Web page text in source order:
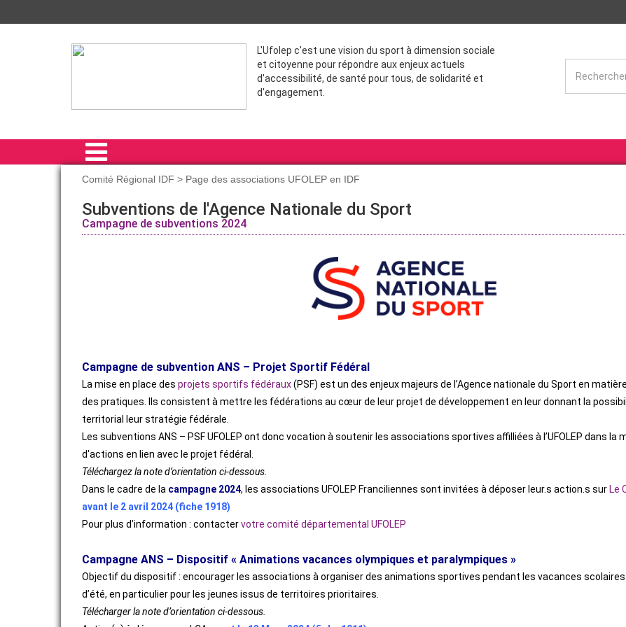
L'Ufolep c'est une vision du sport à dimension sociale
et citoyenne pour répondre aux enjeux actuels
d'accessibilité, de santé pour tous, de solidarité et
d'engagement.
COMITÉ RÉGIONAL IDF
Comité Régional IDF > Page des associations UFOLEP en IDF
Subventions de l'Agence Nationale du Sport
Campagne de subventions 2024
Campagne de subvention ANS – Projet Sportif Fédéral
La mise en place des projets sportifs fédéraux(PSF) est un des enjeux majeurs de l’Agence nationale du Sport en
des pratiques. Ils consistent à mettre les fédérations au cœur de leur projet de développement en leur donnant la
territorial leur stratégie fédérale.
Les subventions ANS – PSF UFOLEP ont donc vocation à soutenir les associations sportives affilliées à l’UFOLEP dans la
d'actions en lien avec le projet fédéral.
Téléchargez la note d’orientation ci-dessous.
Dans le cadre de la campagne 2024, les associations UFOLEP Franciliennes sont invitées à déposer leur.s action.s sur Le
avant le 2 avril 2024 (fiche 1918)
Pour plus d’information : contactervotre comité départemental UFOLEP
Campagne ANS – Dispositif « Animations vacances olympiques et paralympiques »
Objectif du dispositif : encourager les associations à organiser des animations sportives pendant les vacances
d’été, en particulier pour les jeunes issus de territoires prioritaires.
Télécharger la note d’orientation ci-dessous.